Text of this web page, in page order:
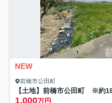
NEW
前橋市公田町
1,000万円